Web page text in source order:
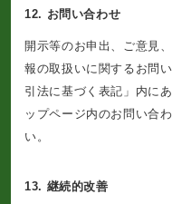
12. お問い合わせ
開示等のお申出、ご意見
報の取扱いに関するお問
引法に基づく表記」内に
ップページ内のお問い合
い。
13. 継続的改善